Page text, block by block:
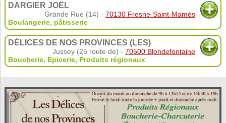
DARGIER JOËL
Grande Rue (14) -70130 Fresne-Saint-Mamès
Boulangerie, pâtisserie
DÉLICES DE NOS PROVINCES (LES)
Jussey (25 route de) -70500 Blondefontaine
Boucherie, Épicerie, Produits régionaux